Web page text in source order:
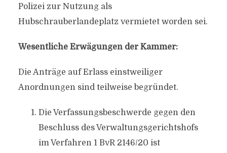
Polizei zur Nutzung als
Hubschrauberlandeplatz vermietet worden sei.
Wesentliche Erwägungen der Kammer:
Die Anträge auf Erlass einstweiliger
Anordnungen sind teilweise begründet.
Die Verfassungsbeschwerde gegen den
Beschluss des Verwaltungsgerichtshofs
im Verfahren 1 BvR 2146/20 ist